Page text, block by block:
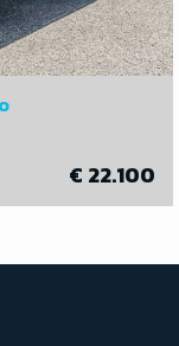
€ 22.100